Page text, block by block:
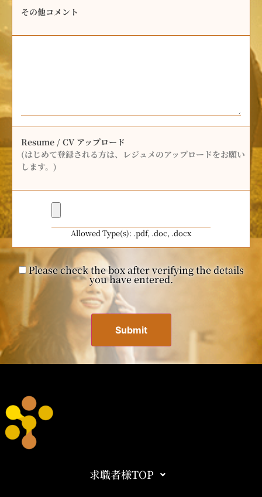
その他コメント
Resume / CV アップロード
(はじめて登録される方は、レジュメのアップロードをお願い
します。)
Allowed Type(s): .pdf, .doc, .docx
Please check the box after verifying the details
you have entered.
求職者様TOP